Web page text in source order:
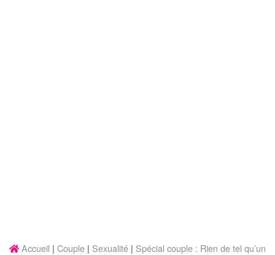
Accueil Couple Sexualité
Spécial couple : Rien de tel qu’un